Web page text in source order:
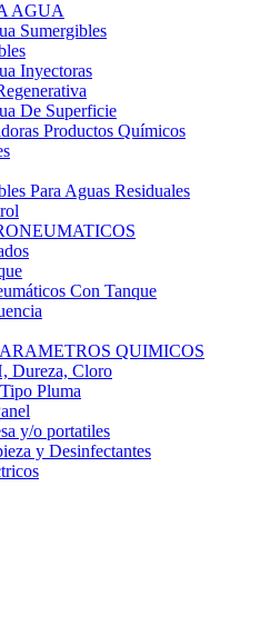
AGUA
Sumergibles
Inyectoras
De Superficie
Productos Químicos
Para Aguas Residuales
Con Tanque
QUIMICOS
Dureza, Cloro
Pluma
y/o portatiles
y Desinfectantes